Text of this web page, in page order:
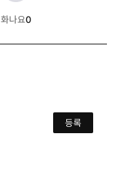
화나요0
등록